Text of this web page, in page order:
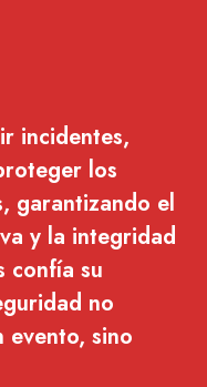
incidentes,
los
garantizando el
y la integridad
confía su
no
evento, sino